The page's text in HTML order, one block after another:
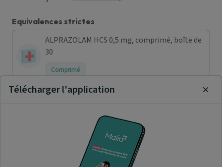
Equivalences strictes
ALPRAZOLAM HCS 0,5 mg, comprimé, boîte de
30
Comprimé
comprimé, boîte de 30
ALPRAZOLAM ALTER 0,50 mg, comprimé
Télécharger l'application